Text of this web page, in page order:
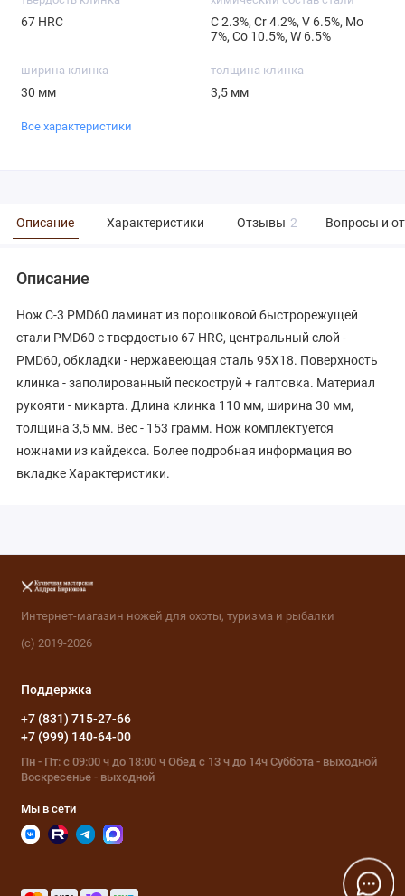
67 HRC
С 2.3%, Cr 4.2%, V 6.5%, Mo
7%, Со 10.5%, W 6.5%
ширина клинка
30 мм
толщина клинка
3,5 мм
Все характеристики
Описание Характеристики Отзывы 2 Вопросы и
Описание
Нож C-3 PMD60 ламинат из порошковой быстрорежущей
стали PMD60 с твердостью 67 HRC, центральный слой -
PMD60, обкладки - нержавеющая сталь 95Х18. Поверхность
клинка - заполированный пескоструй + галтовка. Материал
рукояти - микарта. Длина клинка 110 мм, ширина 30 мм,
толщина 3,5 мм. Вес - 153 грамм. Нож комплектуется
ножнами из кайдекса. Более подробная информация во
вкладке Характеристики.
Интернет-магазин ножей для охоты, туризма и рыбалки
(с) 2019-2026
Поддержка
+7 (831) 715-27-66
+7 (999) 140-64-00
Пн - Пт: с 09:00 ч до 18:00 ч Обед с 13 ч до 14ч Суббота - выходной
Воскресенье - выходной
Мы в сети